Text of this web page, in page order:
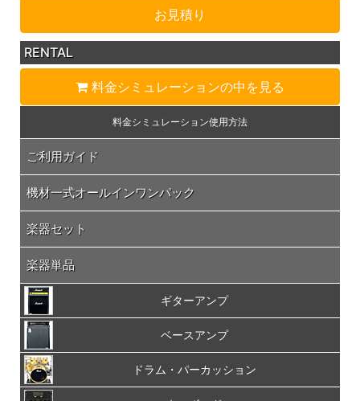
お見積り
RENTAL
料金シミュレーションの中を見る
料金シミュレーション使用方法
ご利用ガイド
機材一式オールインワンパック
楽器セット
楽器単品
ギターアンプ
ベースアンプ
ドラム・パーカッション